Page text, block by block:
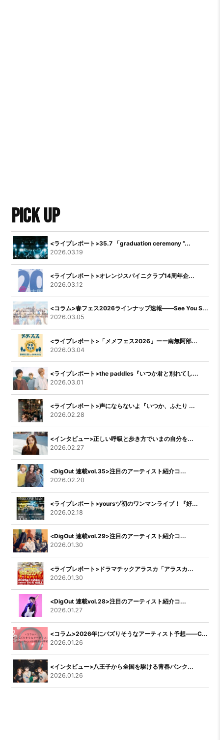
PICK UP
<ライブレポート>35.7 「graduation ceremony “...
2026.03.19
<ライブレポート>オレンジスパイニクラブ14周年企...
2026.03.12
<コラム>春フェス2026ラインナップ速報――See You S...
2026.03.05
<ライブレポート>「メメフェス2026」ーー南無阿部...
2026.03.04
<ライブレポート>the paddles『いつか君と別れてし...
2026.03.01
<ライブレポート>声にならないよ『いつか、ふたり ...
2026.02.28
<インタビュー>正しい呼吸と歩き方でいまの自分を...
2026.02.27
<DigOut 連載vol.35>注目のアーティスト紹介コ...
2026.02.20
<ライブレポート>yoursヅ初のワンマンライブ！『好...
2026.02.18
<DigOut 連載vol.29>注目のアーティスト紹介コ...
2026.01.30
<ライブレポート>ドラマチックアラスカ「アラスカ...
2026.01.30
<DigOut 連載vol.28>注目のアーティスト紹介コ...
2026.01.27
<コラム>2026年にバズりそうなアーティスト予想――C...
2026.01.26
<インタビュー>八王子から全国を駆ける青春パンク...
2026.01.26